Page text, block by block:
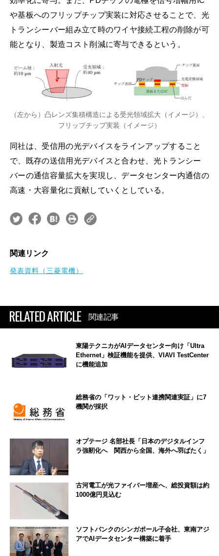
や基板へのフリップチップ実装に対応させることで、光
トランシーバー組み立て時のワイヤ接続工程の削除が可
能となり、製造コスト削減に寄与できるという。
（左から）凸レンズ集積構造による受光領域拡大（イメージ）、
フリップチップ実装（イメージ）
同社は、受信用の光デバイスをラインアップすること
で、既存の送信用光デバイスと合わせ、光トランシー
バーの通信容量拡大を実現し、データセンター内通信の
高速・大容量化に貢献していくとしている。
関連リンク
発表資料（三菱電機）
RELATED ARTICLE 関連記事
東陽テクニカがAIデータセンター向け「Ultra
Ethernet」検証機能を提供、VIAVI TestCenter
に機能追加
総務省の「ワット・ビット連携関連実証」に7
機関が採択
オプテージ 名部社長「日本のデジタルインフ
ラ強靭化へ 関西から全国、海外へ羽ばたく」
古河電工が光ファイバー増産へ、総投資額は約
1000億円見込む
ソフトバンクのシンガポール子会社、東南アジ
アでAIデータセンター構築に着手